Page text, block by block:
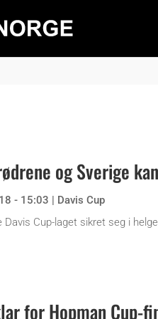
og Sverige
- 15:03
Davis Cup
Davis Cup-laget sikret seg i
for Hopman Cup-